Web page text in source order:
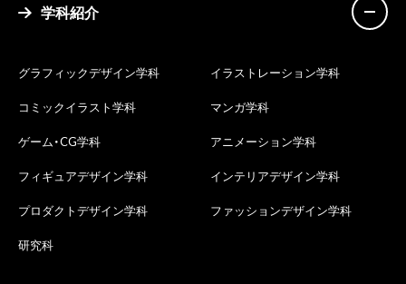
学科紹介
グラフィックデザイン学科
イラストレーション学科
コミックイラスト学科
マンガ学科
ゲーム・CG学科
アニメーション学科
フィギュアデザイン学科
インテリアデザイン学科
プロダクトデザイン学科
ファッションデザイン学科
研究科